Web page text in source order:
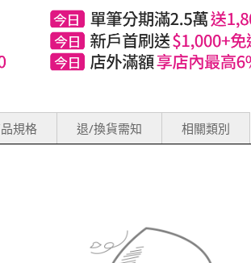
規格 退/換貨需知 相關類別